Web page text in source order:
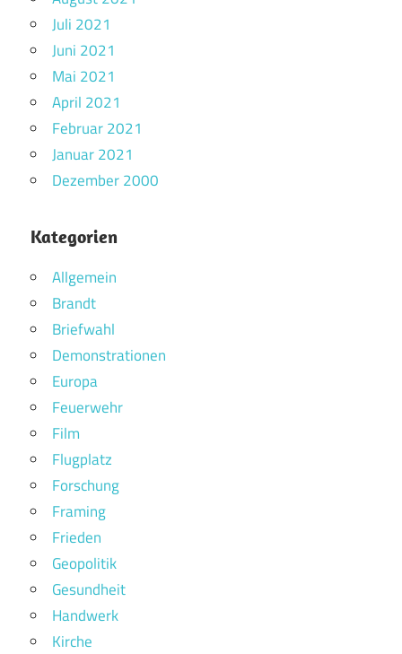
Juli 2021
Juni 2021
Mai 2021
April 2021
Februar 2021
Januar 2021
Dezember 2000
Kategorien
Allgemein
Brandt
Briefwahl
Demonstrationen
Europa
Feuerwehr
Film
Flugplatz
Forschung
Framing
Frieden
Geopolitik
Gesundheit
Handwerk
Kirche